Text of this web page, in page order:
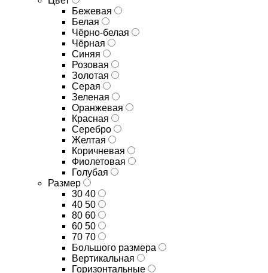
Бежевая
Белая
Чёрно-белая
Чёрная
Синяя
Розовая
Золотая
Серая
Зеленая
Оранжевая
Красная
Серебро
Желтая
Коричневая
Фиолетовая
Голубая
Размер
30 40
40 50
80 60
60 50
70 70
Большого размера
Вертикальная
Горизонтальные